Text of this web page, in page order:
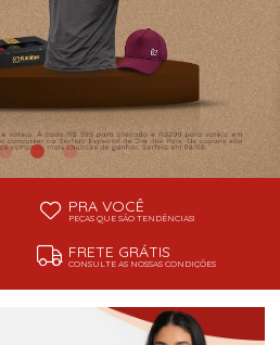
PRA VOCÊ
PEÇAS QUE SÃO TENDÊNCIAS!
FRETE GRÁTIS
CONSULTE AS NOSSAS CONDIÇÕES